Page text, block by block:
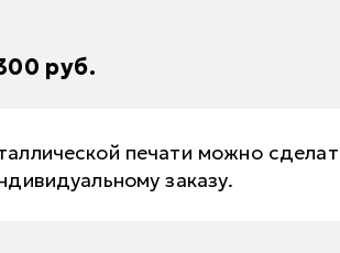
руб.
печати можно
заказу.